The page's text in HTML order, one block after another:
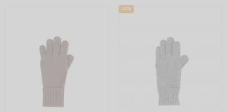
-30%